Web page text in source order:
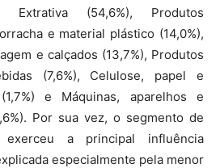
Extrativa (54,6%), Produtos
e material plástico (14,0%),
e calçados (13,7%), Produtos
(7,6%), Celulose, papel e
e Máquinas, aparelhos e
Por sua vez, o segmento de
exerceu a principal influência
especialmente pela menor